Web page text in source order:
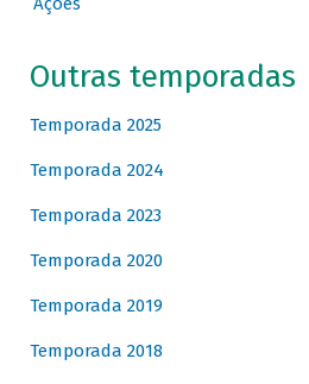
Outras temporadas
Temporada 2025
Temporada 2024
Temporada 2023
Temporada 2020
Temporada 2019
Temporada 2018